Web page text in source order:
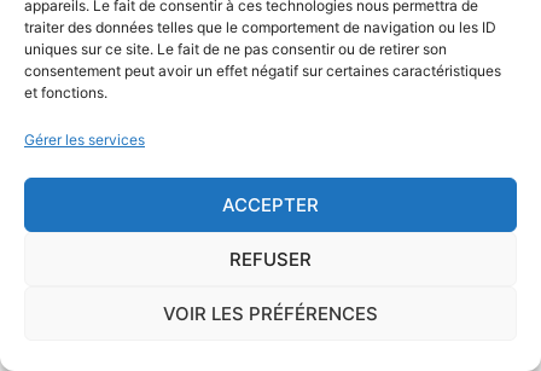
appareils. Le fait de consentir à ces technologies nous permettra de
traiter des données telles que le comportement de navigation ou les ID
uniques sur ce site. Le fait de ne pas consentir ou de retirer son
consentement peut avoir un effet négatif sur certaines caractéristiques
et fonctions.
Gérer les services
ACCEPTER
REFUSER
VOIR LES PRÉFÉRENCES
La commune de Buxeuil se trouve dans une zone
concentration de radon de 1
considéré commefaible.
radium et de l'uranium, deux éléments présents dans le sol